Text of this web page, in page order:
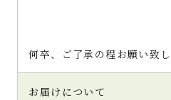
何卒、ご了承の程お願い致し
お届けについて